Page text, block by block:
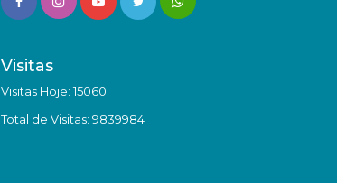
Visitas
Visitas Hoje: 15060
Total de Visitas: 9839984